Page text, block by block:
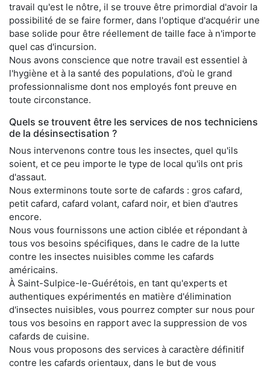
travail qu'est le nôtre, il se trouve être primordial d'avoir la
possibilité de se faire former, dans l'optique d'acquérir une
base solide pour être réellement de taille face à n'importe
quel cas d'incursion.
Nous avons conscience que notre travail est essentiel à
l'hygiène et à la santé des populations, d'où le grand
professionnalisme dont nos employés font preuve en
toute circonstance.
Quels se trouvent être les services de nos techniciens
de la désinsectisation ?
Nous intervenons contre tous les insectes, quel qu'ils
soient, et ce peu importe le type de local qu'ils ont pris
d'assaut.
Nous exterminons toute sorte de cafards : gros cafard,
petit cafard, cafard volant, cafard noir, et bien d'autres
encore.
Nous vous fournissons une action ciblée et répondant à
tous vos besoins spécifiques, dans le cadre de la lutte
contre les insectes nuisibles comme les cafards
américains.
À Saint-Sulpice-le-Guérétois, en tant qu'experts et
authentiques expérimentés en matière d'élimination
d'insectes nuisibles, vous pourrez compter sur nous pour
tous vos besoins en rapport avec la suppression de vos
cafards de cuisine.
Nous vous proposons des services à caractère définitif
contre les cafards orientaux, dans le but de vous